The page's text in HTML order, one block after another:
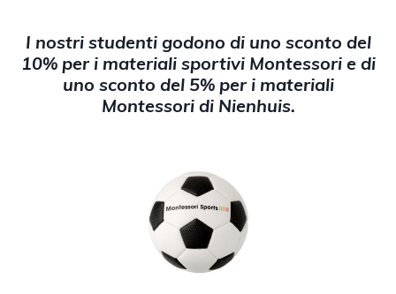
I nostri studenti godono di uno sconto del
10% per i materiali sportivi Montessori e di
uno sconto del 5% per i materiali
Montessori di Nienhuis.